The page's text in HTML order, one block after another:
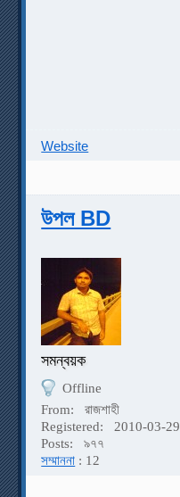
Website
উপল BD
সমন্বয়ক
Offline
From:
রাজশাহী
Registered:
2010-03-29
Posts:
৯৭৭
সম্মাননা : 12